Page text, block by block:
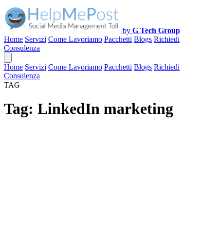
by G Tech Group
Home Servizi Come Lavoriamo Pacchetti Blogs Richiedi
Consulenza
Home Servizi Come Lavoriamo Pacchetti Blogs Richiedi
Consulenza
TAG
Tag: LinkedIn marketing